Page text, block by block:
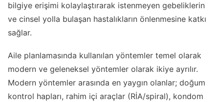
bilgiye erişimi kolaylaştırarak istenmeyen gebeliklerin
ve cinsel yolla bulaşan hastalıkların önlenmesine katkı
sağlar.
Aile planlamasında kullanılan yöntemler temel olarak
modern ve geleneksel yöntemler olarak ikiye ayrılır.
Modern yöntemler arasında en yaygın olanlar; doğum
kontrol hapları, rahim içi araçlar (RİA/spiral), kondom